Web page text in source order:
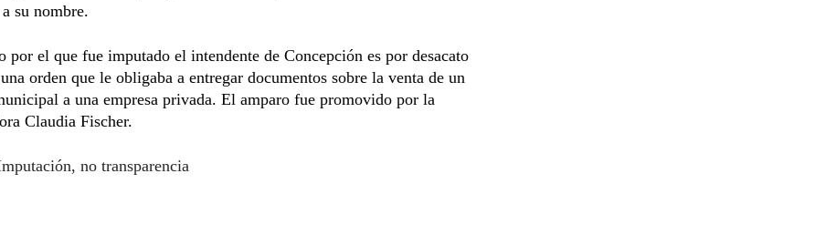
su nombre.
por el que fue imputado el intendente de Concepción es por desacato
orden que le obligaba a entregar documentos sobre la venta de un
a una empresa privada. El amparo fue promovido por la
Claudia Fischer.
no transparencia